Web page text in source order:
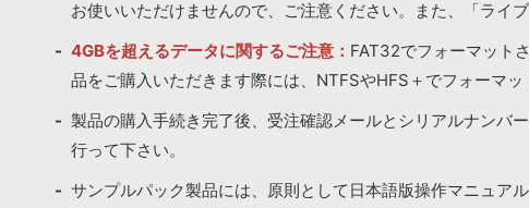
お使いいただけませんので、ご注意ください。また、「ライ
4GBを超えるデータに関するご注意： FAT32でフォーマット
品をご購入いただきます際には、NTFSやHFS＋でフォーマ
製品の購入手続き完了後、受注確認メールとシリアルナンバ
行って下さい。
サンプルパック製品には、原則として日本語版操作マニュア